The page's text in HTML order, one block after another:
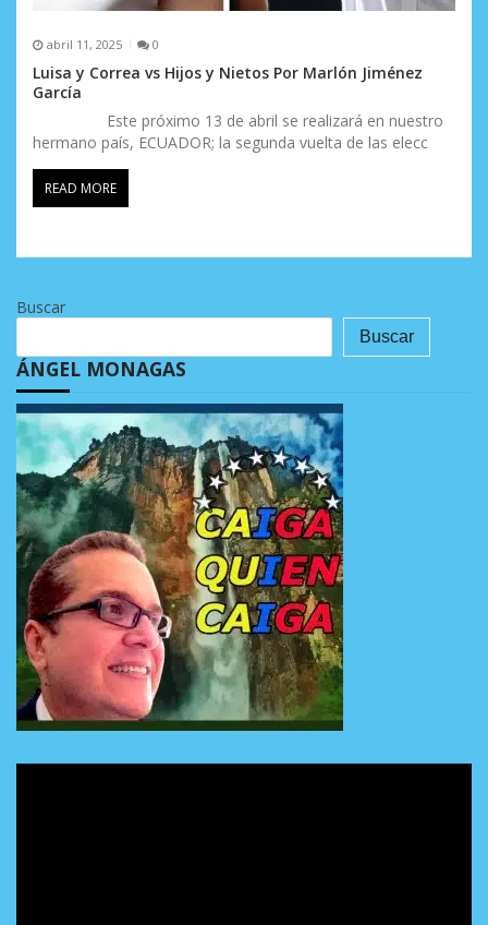
abril 11, 2025 0
Luisa y Correa vs Hijos y Nietos Por Marlón Jiménez
García
Este próximo 13 de abril se realizará en nuestro
hermano país, ECUADOR; la segunda vuelta de las elecc
READ MORE
Buscar
Buscar
ÁNGEL MONAGAS